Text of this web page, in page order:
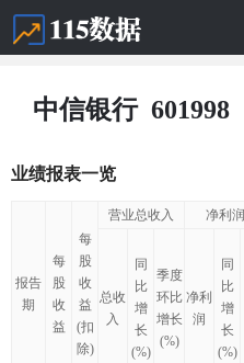
中信银行 601998
业绩报表一览
报告
期
每
股
收
益
每
股
收
益
(扣
除)
营业总收入 净利润
总收
入
同
比
增
长
(%)
季度
环比
增长
(%)
净利
润
同
比
增
长
(%)